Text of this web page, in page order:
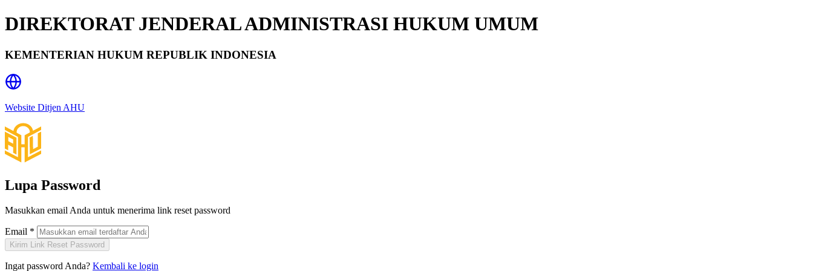
DIREKTORAT JENDERAL ADMINISTRASI HUKUM UMUM
KEMENTERIAN HUKUM REPUBLIK INDONESIA
Website Ditjen AHU
Lupa Password
Masukkan email Anda untuk menerima link reset password
Email *
Kirim Link Reset Password
Ingat password Anda? Kembali ke login